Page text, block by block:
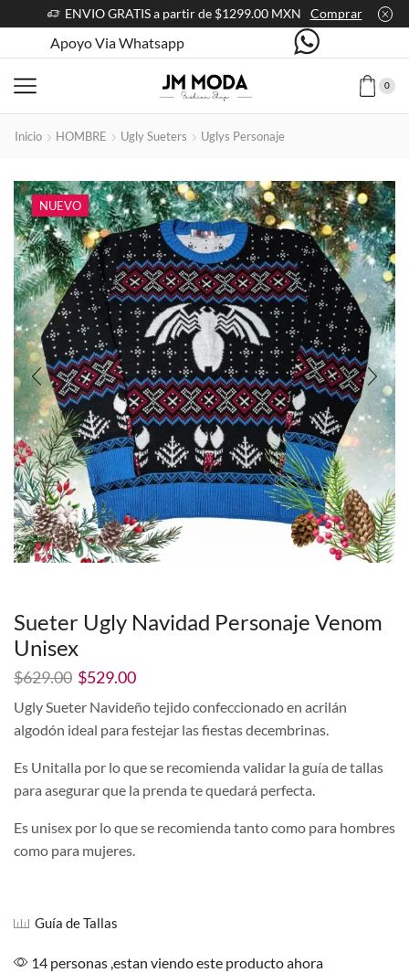
ENVIO GRATIS a partir de $1299.00 MXN Comprar
Apoyo Via Whatsapp
0
Inicio HOMBRE Ugly Sueters Uglys Personaje
NUEVO
Sueter Ugly Navidad Personaje Venom
Unisex
$629.00 El
original
era:
$529.00El
actual
es:
Ugly Sueter Navideño tejido confeccionado en acrilán
algodón ideal para festejar las fiestas decembrinas.
Es Unitalla por lo que se recomienda validar la guía de tallas
para asegurar que la prenda te quedará perfecta.
Es unisex por lo que se recomienda tanto como para hombres
como para mujeres.
Guía de Tallas
14 personas ,estan viendo este producto ahora